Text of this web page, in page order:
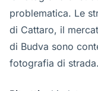
problematica. Le
di Cattaro, il
di Budva sono
fotografia di strada.